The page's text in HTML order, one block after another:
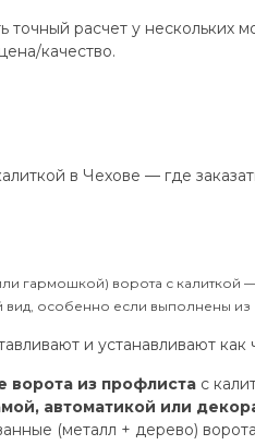
точный расчет у
качество.
в Чехове — где
гармошкой) ворота с калиткой
вид, особенно если выполнены
и устанавливают
ворота из профлиста с
автоматикой или
(металл + дерево)